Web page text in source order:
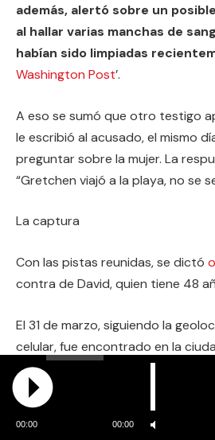
además, alertó sobre un
al hallar varias manchas de
habían sido limpiadas
Washington Post’.
A eso se sumó que otro testigo
le escribió al acusado, el mismo
preguntar sobre la mujer. La
“Gretchen viajó a la playa, no se
La captura
Con las pistas reunidas, se dictó
contra de David, quien tiene 48
El 31 de marzo, siguiendo la
celular, fue encontrado en la
estado de Nuevo México.
Oficialmente, se le acusó de
grado y secuestro, y
00:00 00:00